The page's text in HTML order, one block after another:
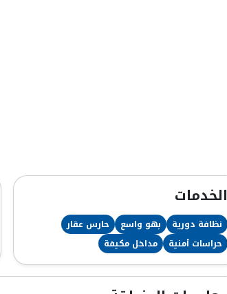
الخدمات
نظافة دورية بهو واسع
حارس عقار
حراسات أمنية
مداخل مكيفة